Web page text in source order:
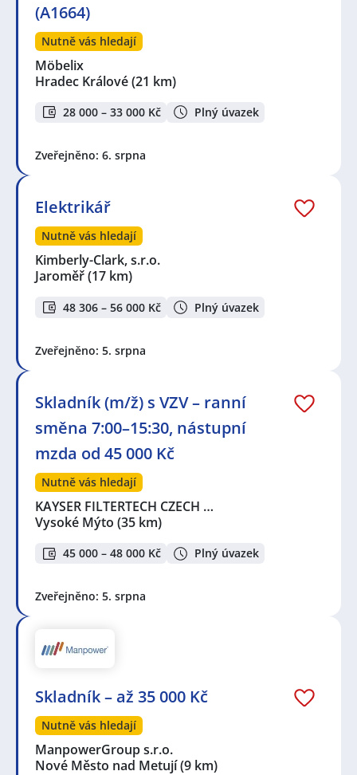
(A1664)
Nutně vás hledají
Möbelix
Hradec Králové(21 km)
28 000 – 33 000 Kč Plný úvazek
Zveřejněno: 6. srpna
Elektrikář
Nutně vás hledají
Kimberly-Clark, s.r.o.
Jaroměř(17 km)
48 306 – 56 000 Kč Plný úvazek
Zveřejněno: 5. srpna
Skladník (m/ž) s VZV – ranní
směna 7:00–15:30, nástupní
mzda od 45 000 Kč
Nutně vás hledají
KAYSER FILTERTECH CZECH …
Vysoké Mýto (35 km)
45 000 – 48 000 Kč Plný úvazek
Zveřejněno: 5. srpna
Skladník – až 35 000 Kč
Nutně vás hledají
ManpowerGroup s.r.o.
Nové Město nad Metují(9 km)